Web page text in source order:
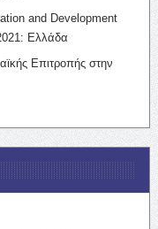
and Development
Ελλάδα
Επιτροπής στην